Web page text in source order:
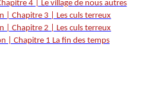
4 | Le village de nous autres
| Chapitre 3 | Les culs terreux
| Chapitre 2 | Les culs terreux
| Chapitre 1 La fin des temps